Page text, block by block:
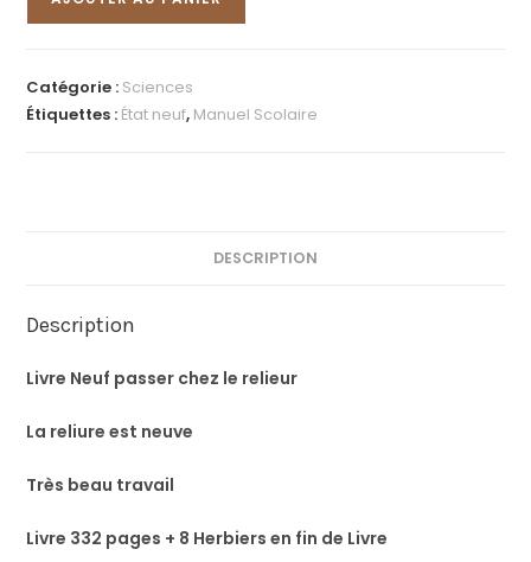
Catégorie : Sciences
Étiquettes : État neuf, Manuel Scolaire
DESCRIPTION
Description
Livre Neuf passer chez le relieur
La reliure est neuve
Très beau travail
Livre 332 pages + 8 Herbiers en fin de Livre